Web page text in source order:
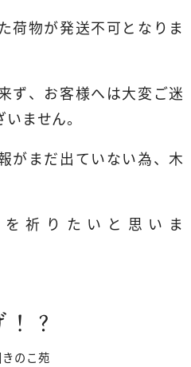
荷物が発送不可となりま
ず、お客様へは大変ご迷
ません。
がまだ出ていない為、木
祈りたいと思いま
？
のこ苑